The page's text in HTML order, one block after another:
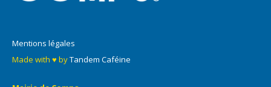
Mentions légales
Made with ♥ byTandem Caféine